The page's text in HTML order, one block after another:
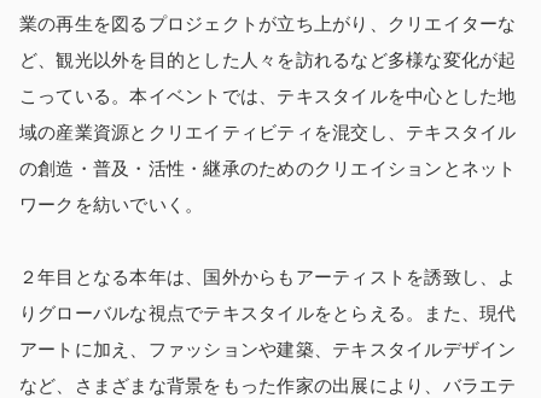
業の再生を図るプロジェクトが立ち上がり、クリエイターな
ど、観光以外を目的とした人々を訪れるなど多様な変化が起
こっている。本イベントでは、テキスタイルを中心とした地
域の産業資源とクリエイティビティを混交し、テキスタイル
の創造・普及・活性・継承のためのクリエイションとネット
ワークを紡いでいく。
２年目となる本年は、国外からもアーティストを誘致し、よ
りグローバルな視点でテキスタイルをとらえる。また、現代
アートに加え、ファッションや建築、テキスタイルデザイン
など、さまざまな背景をもった作家の出展により、バラエテ